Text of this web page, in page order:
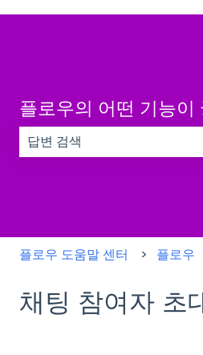
플로우의 어떤 기능이
플로우 도움말 센터 플로우
채팅 참여자 초